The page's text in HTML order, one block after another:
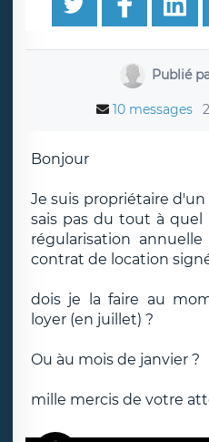
Publié
10 messages
Bonjour
Je suis propriétaire
sais pas du tout à
régularisation
contrat de location
dois je la faire au
loyer (en juillet) ?
Ou àu mois de janvier ?
mille mercis de votre